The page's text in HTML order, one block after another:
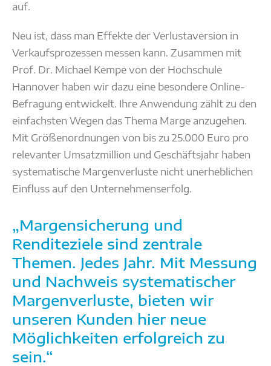
auf.
Neu ist, dass man Effekte der Verlustaversion in
Verkaufsprozessen messen kann. Zusammen mit
Prof. Dr. Michael Kempe von der Hochschule
Hannover haben wir dazu eine besondere Online-
Befragung entwickelt. Ihre Anwendung zählt zu den
einfachsten Wegen das Thema Marge anzugehen.
Mit Größenordnungen von bis zu 25.000 Euro pro
relevanter Umsatzmillion und Geschäftsjahr haben
systematische Margenverluste nicht unerheblichen
Einfluss auf den Unternehmenserfolg.
„Margensicherung und
Renditeziele sind zentrale
Themen. Jedes Jahr. Mit Messung
und Nachweis systematischer
Margenverluste, bieten wir
unseren Kunden hier neue
Möglichkeiten erfolgreich zu
sein.“